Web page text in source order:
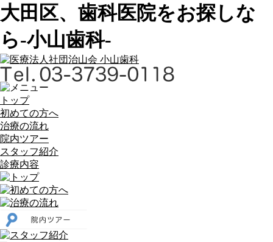
大田区、歯科医院をお探しな
ら-小山歯科-
トップ
初めての方へ
治療の流れ
院内ツアー
スタッフ紹介
診療内容